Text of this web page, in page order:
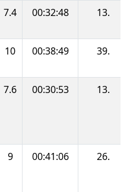
7.4 00:32:48 13.
10 00:38:49 39.
7.6 00:30:53 13.
9 00:41:06 26.